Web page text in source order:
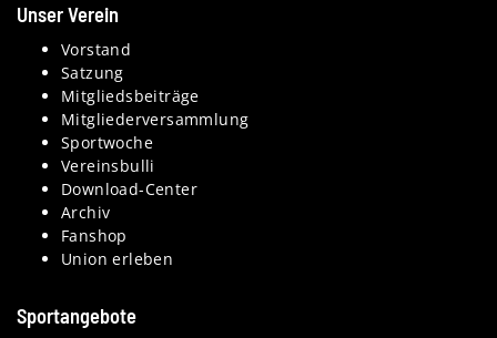
Unser Verein
Vorstand
Satzung
Mitgliedsbeiträge
Mitgliederversammlung
Sportwoche
Vereinsbulli
Download-Center
Archiv
Fanshop
Union erleben
Sportangebote